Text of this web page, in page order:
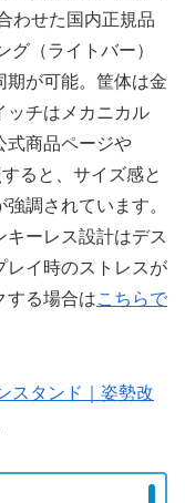
わせた国内正規品
（ライトバー）
期が可能。筐体は金
ッチはメカニカル
式商品ページや
ると、サイズ感と
調されています。
ーレス設計はデス
レイ時のストレスが
する場合はこちらで
スタンド｜姿勢改